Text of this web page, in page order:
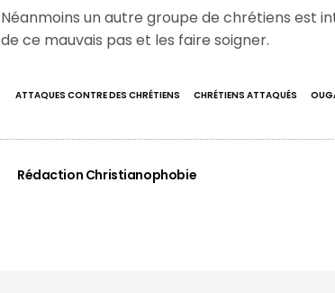
Néanmoins un autre groupe de chrétiens est
de ce mauvais pas et les faire soigner.
ATTAQUES CONTRE DES CHRÉTIENS CHRÉTIENS ATTAQUÉS
Rédaction Christianophobie